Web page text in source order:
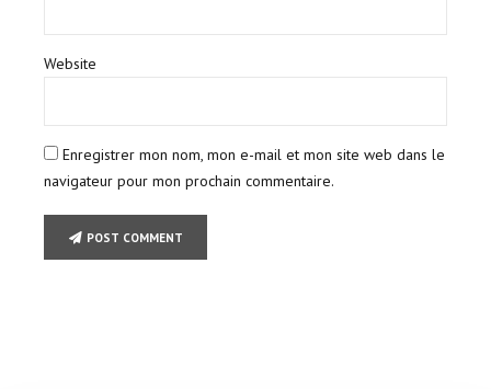
Website
Enregistrer mon nom, mon e-mail et mon site web dans le
navigateur pour mon prochain commentaire.
POST COMMENT